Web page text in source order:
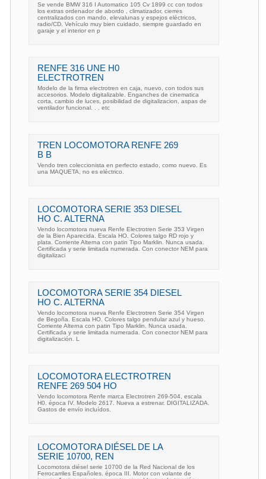
Se vende BMW 316 I Automatico 105 Cv 1899 cc con todos
los extras ordenador de abordo , climatizador, cierres
centralizados con mando, elevalunas y espejos eléctricos,
radio/CD. Vehículo muy bien cuidado, siempre guardado en
garaje y el interior en p
RENFE 316 UNE H0
ELECTROTREN
Modelo de la firma electrotren en caja, nuevo, con todos sus
accesorios. Modelo digitalizable. Enganches de cinematica
corta, cambio de luces, posibilidad de digitalizacion, aspas de
ventilador funcional. . . etc
TREN LOCOMOTORA RENFE 269
B B
Vendo tren coleccionista en perfecto estado, como nuevo. Es
una MAQUETA, no es eléctrico.
LOCOMOTORA SERIE 353 DIESEL
HO C. ALTERNA
Vendo locomotora nueva Renfe Electrotren Serie 353 Virgen
de la Bien Aparecida. Escala HO. Colores talgo RD rojo y
plata. Corriente Alterna con patin Tipo Marklin. Nunca usada.
Certificada y serie limitada numerada. Con conector NEM para
digitalizaci
LOCOMOTORA SERIE 354 DIESEL
HO C. ALTERNA
Vendo locomotora nueva Renfe Electrotren Serie 354 Virgen
de Begoña. Escala HO. Colores talgo pendular azul y hueso.
Corriente Alterna con patin Tipo Marklin. Nunca usada.
Certificada y serie limitada numerada. Con conector NEM para
digitalización. L
LOCOMOTORA ELECTROTREN
RENFE 269 504 HO
Vendo locomotora Renfe marca Electrotren 269-504, escala
H0. época IV. Modelo 2617. Nueva a estrenar. DIGITALIZADA.
Gastos de envío incluídos.
LOCOMOTORA DIÉSEL DE LA
SERIE 10700, REN
Locomotora diésel serie 10700 de la Red Nacional de los
Ferrocarriles Españoles. época III. Motor con volante de